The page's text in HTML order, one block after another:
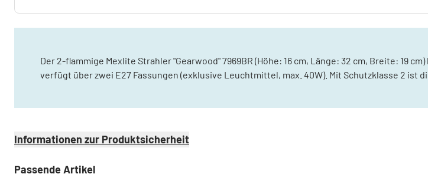
Der 2-flammige Mexlite Strahler "Gearwood" 7969BR (Höhe: 16 cm, Länge: 32 cm, Breite: 19
verfügt über zwei E27 Fassungen (exklusive Leuchtmittel, max. 40W). Mit Schutzklasse 2 ist
Informationen zur Produktsicherheit
Passende Artikel